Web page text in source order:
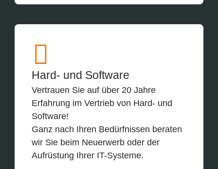
Hard- und Software
Vertrauen Sie auf über 20 Jahre
Erfahrung im Vertrieb von Hard- und
Software!
Ganz nach Ihren Bedürfnissen beraten
wir Sie beim Neuerwerb oder der
Aufrüstung Ihrer IT-Systeme.